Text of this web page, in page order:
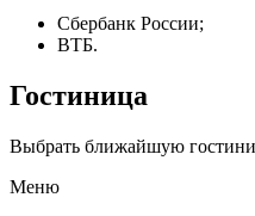
Сбербанк России;
ВТБ.
Гостиница
Выбрать ближайшую
Меню